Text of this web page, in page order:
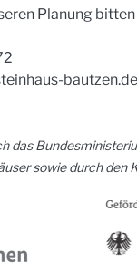
Planung
bautzen.de
das
sowie durch den